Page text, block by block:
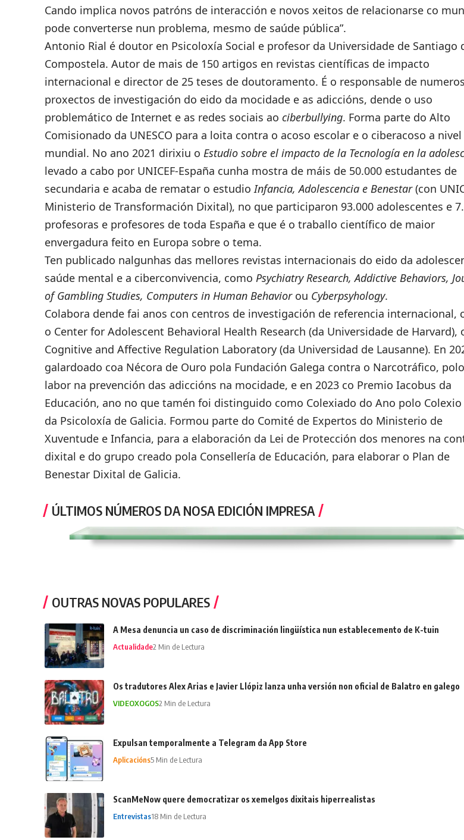
Cando implica novos patróns de interacción e novos xeitos de relacionarse co
pode converterse nun problema, mesmo de saúde pública”.
Antonio Rial é doutor en Psicoloxía Social e profesor da Universidade de Santiago
Compostela. Autor de mais de 150 artigos en revistas científicas de impacto
internacional e director de 25 teses de doutoramento. É o responsable de
proxectos de investigación do eido da mocidade e as adiccións, dende o uso
problemático de Internet e as redes sociais ao ciberbullying. Forma parte do Alto
Comisionado da UNESCO para a loita contra o acoso escolar e o ciberacoso a nivel
mundial. No ano 2021 dirixiu o Estudio sobre el impacto de la Tecnología en la
levado a cabo por UNICEF-España cunha mostra de máis de 50.000 estudantes de
secundaria e acaba de rematar o estudio Infancia, Adolescencia e Benestar(con
Ministerio de Transformación Dixital), no que participaron 93.000 adolescentes e
profesoras e profesores de toda España e que é o traballo científico de maior
envergadura feito en Europa sobre o tema.
Ten publicado nalgunhas das mellores revistas internacionais do eido da
saúde mental e a ciberconvivencia, como Psychiatry Research, Addictive Behaviors,
of Gambling Studies, Computers in Human Behaviorou Cyberpsyhology.
Colabora dende fai anos con centros de investigación de referencia internacional,
o Center for Adolescent Behavioral Health Research (da Universidade de Harvard),
Cognitive and Affective Regulation Laboratory (da Universidad de Lausanne). En
galardoado coa Nécora de Ouro pola Fundación Galega contra o Narcotráfico,
labor na prevención das adiccións na mocidade, e en 2023 co Premio Iacobus da
Educación, ano no que tamén foi distinguido como Colexiado do Ano polo
da Psicoloxía de Galicia. Formou parte do Comité de Expertos do Ministerio de
Xuventude e Infancia, para a elaboración da Lei de Protección dos menores na
dixital e do grupo creado pola Consellería de Educación, para elaborar o Plan de
Benestar Dixital de Galicia.
ÚLTIMOS NÚMEROS DA NOSA EDICIÓN IMPRESA
OUTRAS NOVAS POPULARES
A Mesa denuncia un caso de discriminación lingüística nun establecemento de K-tuin
Actualidade2 Min de Lectura
Os tradutores Alex Arias e Javier Llópiz lanza unha versión non oficial de Balatro en galego
VIDEOXOGOS2 Min de Lectura
Expulsan temporalmente a Telegram da App Store
Aplicacións5 Min de Lectura
ScanMeNow quere democratizar os xemelgos dixitais hiperrealistas
Entrevistas18 Min de Lectura